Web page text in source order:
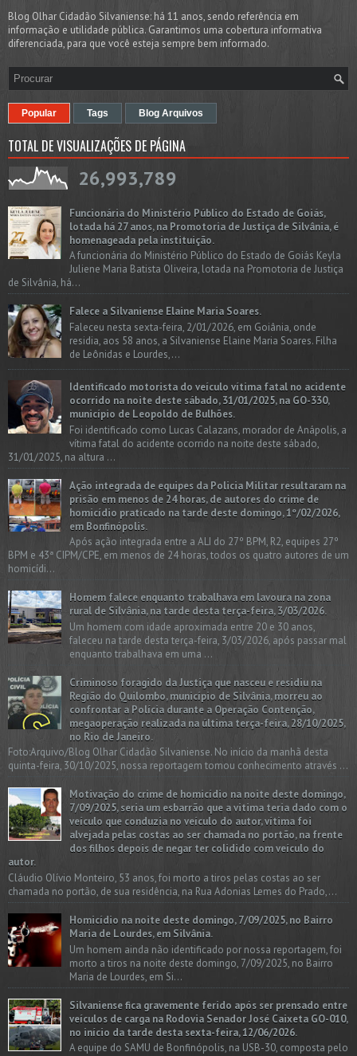
Blog Olhar Cidadão Silvaniense: há 11 anos, sendo referência em
informação e utilidade pública. Garantimos uma cobertura informativa
diferenciada, para que você esteja sempre bem informado.
Popular Tags Blog Arquivos
TOTAL DE VISUALIZAÇÕES DE PÁGINA
26,993,789
Funcionária do Ministério Público do Estado de Goiás,
lotada há 27 anos, na Promotoria de Justiça de Silvânia, é
homenageada pela instituição.
A funcionária do Ministério Público do Estado de Goiás Keyla
Juliene Maria Batista Oliveira, lotada na Promotoria de Justiça
de Silvânia, há...
Falece a Silvaniense Elaine Maria Soares.
Faleceu nesta sexta-feira, 2/01/2026, em Goiânia, onde
residia, aos 58 anos, a Silvaniense Elaine Maria Soares. Filha
de Leônidas e Lourdes,...
Identificado motorista do veículo vítima fatal no acidente
ocorrido na noite deste sábado, 31/01/2025, na GO-330,
município de Leopoldo de Bulhões.
Foi identificado como Lucas Calazans, morador de Anápolis, a
vítima fatal do acidente ocorrido na noite deste sábado,
31/01/2025, na altura ...
Ação integrada de equipes da Policia Militar resultaram na
prisão em menos de 24 horas, de autores do crime de
homicídio praticado na tarde deste domingo, 1º/02/2026,
em Bonfinópolis.
Após ação integrada entre a ALI do 27º BPM, R2, equipes 27º
BPM e 43ª CIPM/CPE, em menos de 24 horas, todos os quatro autores de um
homicídi...
Homem falece enquanto trabalhava em lavoura na zona
rural de Silvânia, na tarde desta terça-feira, 3/03/2026.
Um homem com idade aproximada entre 20 e 30 anos,
faleceu na tarde desta terça-feira, 3/03/2026, após passar mal
enquanto trabalhava em uma ...
Criminoso foragido da Justiça que nasceu e residiu na
Região do Quilombo, município de Silvânia, morreu ao
confrontar a Polícia durante a Operação Contenção,
megaoperação realizada na última terça-feira, 28/10/2025,
no Rio de Janeiro.
Foto:Arquivo/Blog Olhar Cidadão Silvaniense. No início da manhã desta
quinta-feira, 30/10/2025, nossa reportagem tomou conhecimento através ...
Motivação do crime de homicídio na noite deste domingo,
7/09/2025, seria um esbarrão que a vitima teria dado com o
veículo que conduzia no veículo do autor, vítima foi
alvejada pelas costas ao ser chamada no portão, na frente
dos filhos depois de negar ter colidido com veículo do
autor.
Cláudio Olívio Monteiro, 53 anos, foi morto a tiros pelas costas ao ser
chamada no portão, de sua residência, na Rua Adonias Lemes do Prado,...
Homicídio na noite deste domingo, 7/09/2025, no Bairro
Maria de Lourdes, em Silvânia.
Um homem ainda não identificado por nossa reportagem, foi
morto a tiros na noite deste domingo, 7/09/2025, no Bairro
Maria de Lourdes, em Si...
Silvaniense fica gravemente ferido após ser prensado entre
veículos de carga na Rodovia Senador José Caixeta GO-010,
no início da tarde desta sexta-feira, 12/06/2026.
A equipe do SAMU de Bonfinópolis, na USB-30, composta pelo